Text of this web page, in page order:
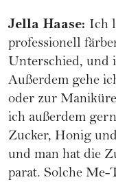
Jella Haase: Ich
professionell
Unterschied, und
Außerdem gehe
oder zur
ich außerdem
Zucker, Honig
und man hat die
parat. Solche Me-